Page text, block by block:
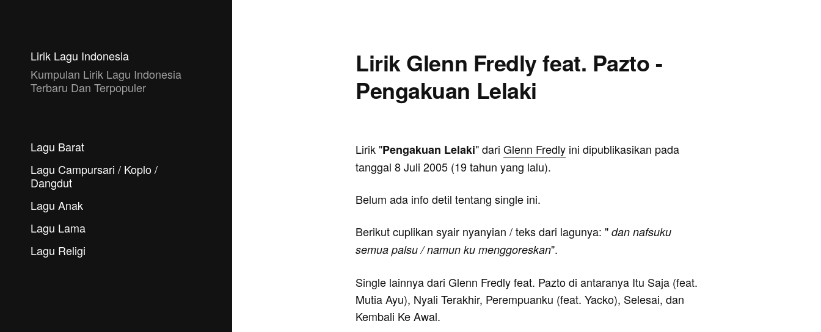
Lirik Lagu Indonesia
Kumpulan Lirik Lagu Indonesia
Terbaru Dan Terpopuler
Lagu Barat
Lagu Campursari / Koplo /
Dangdut
Lagu Anak
Lagu Lama
Lagu Religi
Lirik Glenn Fredly feat. Pazto -
Pengakuan Lelaki
Lirik "Pengakuan Lelaki" dari Glenn Fredly ini dipublikasikan pada
tanggal 8 Juli 2005 (19 tahun yang lalu).
Belum ada info detil tentang single ini.
Berikut cuplikan syair nyanyian / teks dari lagunya: " dan nafsuku
semua palsu / namun ku menggoreskan".
Single lainnya dari Glenn Fredly feat. Pazto di antaranya Itu Saja (feat.
Mutia Ayu), Nyali Terakhir, Perempuanku (feat. Yacko), Selesai, dan
Kembali Ke Awal.